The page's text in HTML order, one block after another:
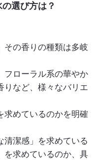
選び方は？
その香りの種類は多岐
フローラル系の華やか
りなど、様々なバリエ
求めているのかを明確
清潔感」を求めている
を求めているのか、具